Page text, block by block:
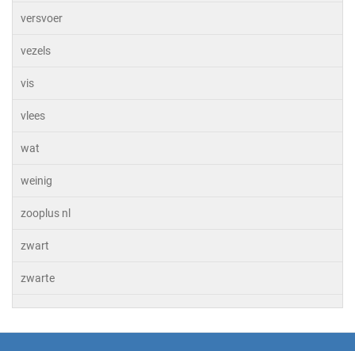
versvoer
vezels
vis
vlees
wat
weinig
zooplus nl
zwart
zwarte